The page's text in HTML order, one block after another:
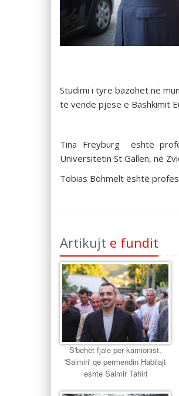
Studimi i tyre bazohet në
të vende pjese e Bashkimit
Tina Freyburg është
Universitetin St Gallen, në
Tobias Böhmelt është
Artikujt e fundit
S'behet fjale per kamionist,
'Saimiri' qe permendin Habilajt
eshte Saimir Tahiri